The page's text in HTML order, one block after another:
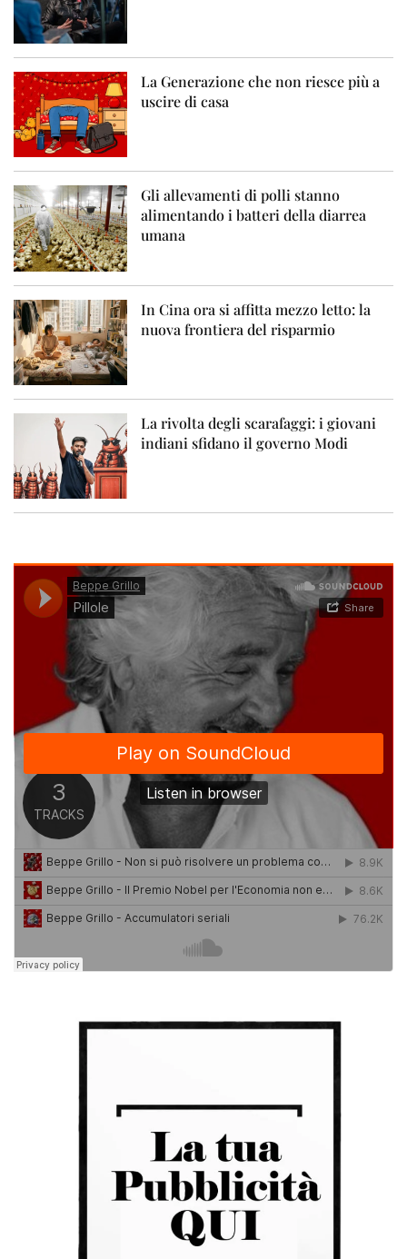
La Generazione che non riesce più a
uscire di casa
Gli allevamenti di polli stanno
alimentando i batteri della diarrea
umana
In Cina ora si affitta mezzo letto: la
nuova frontiera del risparmio
La rivolta degli scarafaggi: i giovani
indiani sfidano il governo Modi